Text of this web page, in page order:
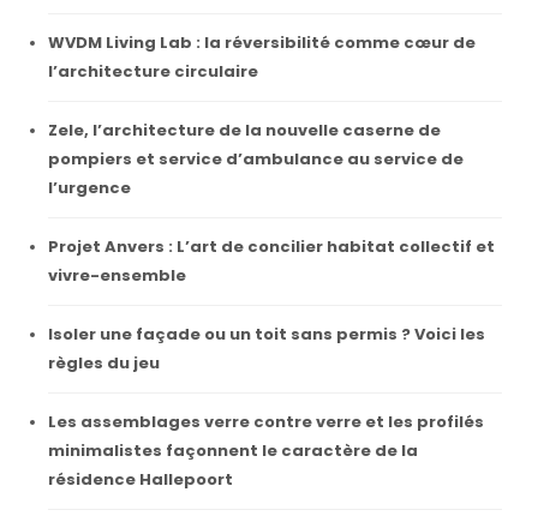
WVDM Living Lab : la réversibilité comme cœur de
l’architecture circulaire
Zele, l’architecture de la nouvelle caserne de
pompiers et service d’ambulance au service de
l’urgence
Projet Anvers : L’art de concilier habitat collectif et
vivre-ensemble
Isoler une façade ou un toit sans permis ? Voici les
règles du jeu
Les assemblages verre contre verre et les profilés
minimalistes façonnent le caractère de la
résidence Hallepoort